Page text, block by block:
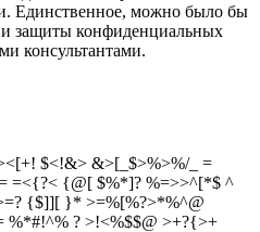
Единственное, можно было бы
защиты конфиденциальных
консультантами.
$<!&> &>[_$>%>%/_ =
=<{?< {@[ $%*]? %=>>^[*$ ^
{$]][ }* >=%[%?>*%^@
? >!<%$$@ >+?{>+